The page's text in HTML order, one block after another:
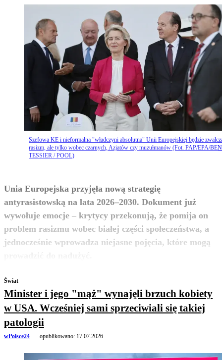
Szefowa KE i nieformalna "władczyni absolutna" Unii Europejskiej będzie
rasizm, ale tylko wobec czarnych, Azjatów czy muzułmanów (Fot. PAP/EPA/
TESSIER / POOL)
Unia Europejska przyjęła nową strategię
antyrasistowską na lata 2026–2030. Dokument już
wywołuje emocje – krytycy przekonują, że pomija on
problem rasizmu wobec białej części społeczeństwa, a
jednocześnie wprowadza niejasne pojęcia, które mogą
zobacz więcej
Świat
Minister i jego "mąż" wynajęli brzuch kobiety
w USA. Wcześniej sami sprzeciwiali się takiej
patologii
wPolsce24 opublikowano: 17.07.2026